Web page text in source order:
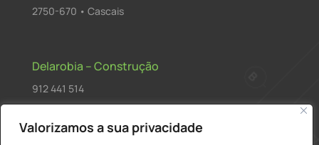
Valorizamos a sua privacidade
2750-670 • Cascais
Delarobia – Construção
912 441 514
R. António Andrade, 1171